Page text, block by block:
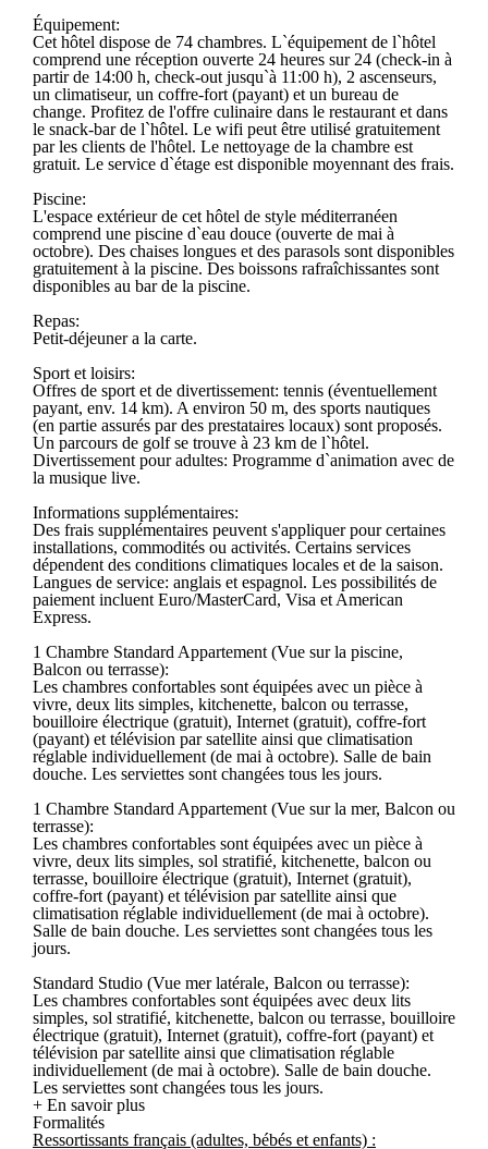
Équipement:
Cet hôtel dispose de 74 chambres. L`équipement de l`hôtel
comprend une réception ouverte 24 heures sur 24 (check-in à
partir de 14:00 h, check-out jusqu`à 11:00 h), 2 ascenseurs,
un climatiseur, un coffre-fort (payant) et un bureau de
change. Profitez de l'offre culinaire dans le restaurant et dans
le snack-bar de l`hôtel. Le wifi peut être utilisé gratuitement
par les clients de l'hôtel. Le nettoyage de la chambre est
gratuit. Le service d`étage est disponible moyennant des frais.
Piscine:
L'espace extérieur de cet hôtel de style méditerranéen
comprend une piscine d`eau douce (ouverte de mai à
octobre). Des chaises longues et des parasols sont disponibles
gratuitement à la piscine. Des boissons rafraîchissantes sont
disponibles au bar de la piscine.
Repas:
Petit-déjeuner a la carte.
Sport et loisirs:
Offres de sport et de divertissement: tennis (éventuellement
payant, env. 14 km). A environ 50 m, des sports nautiques
(en partie assurés par des prestataires locaux) sont proposés.
Un parcours de golf se trouve à 23 km de l`hôtel.
Divertissement pour adultes: Programme d`animation avec de
la musique live.
Informations supplémentaires:
Des frais supplémentaires peuvent s'appliquer pour certaines
installations, commodités ou activités. Certains services
dépendent des conditions climatiques locales et de la saison.
Langues de service: anglais et espagnol. Les possibilités de
paiement incluent Euro/MasterCard, Visa et American
Express.
1 Chambre Standard Appartement (Vue sur la piscine,
Balcon ou terrasse):
Les chambres confortables sont équipées avec un pièce à
vivre, deux lits simples, kitchenette, balcon ou terrasse,
bouilloire électrique (gratuit), Internet (gratuit), coffre-fort
(payant) et télévision par satellite ainsi que climatisation
réglable individuellement (de mai à octobre). Salle de bain
douche. Les serviettes sont changées tous les jours.
1 Chambre Standard Appartement (Vue sur la mer, Balcon ou
terrasse):
Les chambres confortables sont équipées avec un pièce à
vivre, deux lits simples, sol stratifié, kitchenette, balcon ou
terrasse, bouilloire électrique (gratuit), Internet (gratuit),
coffre-fort (payant) et télévision par satellite ainsi que
climatisation réglable individuellement (de mai à octobre).
Salle de bain douche. Les serviettes sont changées tous les
jours.
Standard Studio (Vue mer latérale, Balcon ou terrasse):
Les chambres confortables sont équipées avec deux lits
simples, sol stratifié, kitchenette, balcon ou terrasse, bouilloire
électrique (gratuit), Internet (gratuit), coffre-fort (payant) et
télévision par satellite ainsi que climatisation réglable
individuellement (de mai à octobre). Salle de bain douche.
Les serviettes sont changées tous les jours.
+ En savoir plus
Formalités
Ressortissants français (adultes, bébés et enfants) :